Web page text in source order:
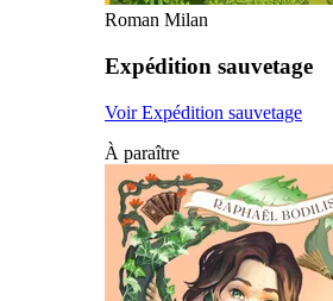
Roman Milan
Expédition sauvetage
Voir Expédition sauvetage
À paraître